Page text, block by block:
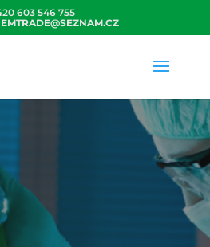
603 546 755